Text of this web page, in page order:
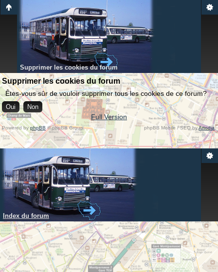
Supprimer les cookies du forum
Supprimer les cookies du forum
Êtes-vous sûr de vouloir supprimer tous les cookies de ce forum?
Full Version
Powered byphpBB © phpBB Group. phpBB Mobile / SEO byArtodia.
Index du forum